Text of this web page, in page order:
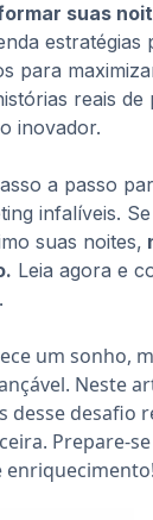
suas
estratégias
para
reais de
inovador.
a passo
infalíveis.
suas noites,
Leia agora e
um sonho,
Neste
desse desafio
Prepare-